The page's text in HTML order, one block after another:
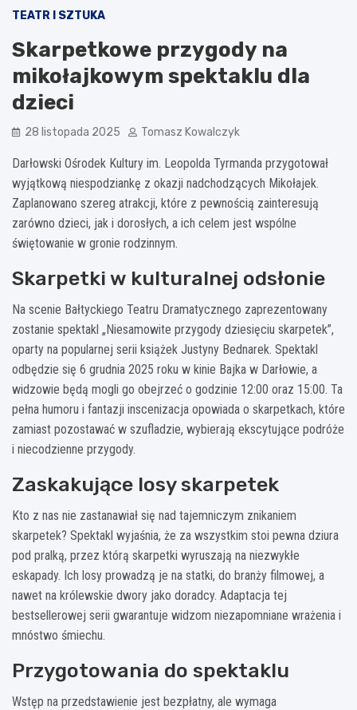
TEATR I SZTUKA
Skarpetkowe przygody na
mikołajkowym spektaklu dla
dzieci
28 listopada 2025 Tomasz Kowalczyk
Darłowski Ośrodek Kultury im. Leopolda Tyrmanda przygotował
wyjątkową niespodziankę z okazji nadchodzących Mikołajek.
Zaplanowano szereg atrakcji, które z pewnością zainteresują
zarówno dzieci, jak i dorosłych, a ich celem jest wspólne
świętowanie w gronie rodzinnym.
Skarpetki w kulturalnej odsłonie
Na scenie Bałtyckiego Teatru Dramatycznego zaprezentowany
zostanie spektakl „Niesamowite przygody dziesięciu skarpetek”,
oparty na popularnej serii książek Justyny Bednarek. Spektakl
odbędzie się 6 grudnia 2025 roku w kinie Bajka w Darłowie, a
widzowie będą mogli go obejrzeć o godzinie 12:00 oraz 15:00. Ta
pełna humoru i fantazji inscenizacja opowiada o skarpetkach, które
zamiast pozostawać w szufladzie, wybierają ekscytujące podróże
i niecodzienne przygody.
Zaskakujące losy skarpetek
Kto z nas nie zastanawiał się nad tajemniczym znikaniem
skarpetek? Spektakl wyjaśnia, że za wszystkim stoi pewna dziura
pod pralką, przez którą skarpetki wyruszają na niezwykłe
eskapady. Ich losy prowadzą je na statki, do branży filmowej, a
nawet na królewskie dwory jako doradcy. Adaptacja tej
bestsellerowej serii gwarantuje widzom niezapomniane wrażenia i
mnóstwo śmiechu.
Przygotowania do spektaklu
Wstęp na przedstawienie jest bezpłatny, ale wymaga